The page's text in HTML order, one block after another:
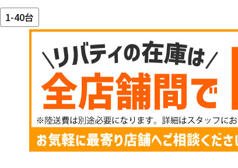
1-40台